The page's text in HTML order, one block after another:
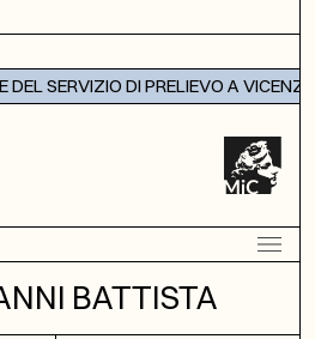
SERVIZIO DI PRELIEVO A VICENZA
BATTISTA